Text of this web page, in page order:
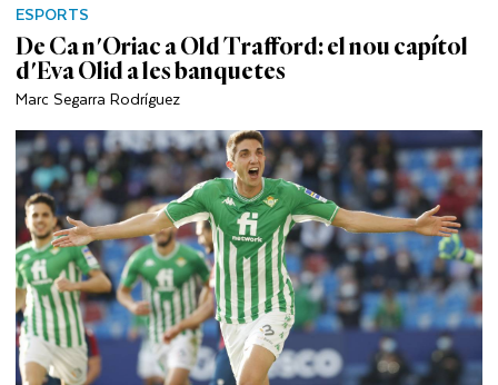
ESPORTS
De Ca n'Oriac a Old Trafford: el nou capítol
d'Eva Olid a les banquetes
Marc Segarra Rodríguez